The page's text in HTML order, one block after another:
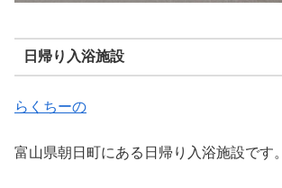
日帰り入浴施設
らくちーの
富山県朝日町にある日帰り入浴施設です。